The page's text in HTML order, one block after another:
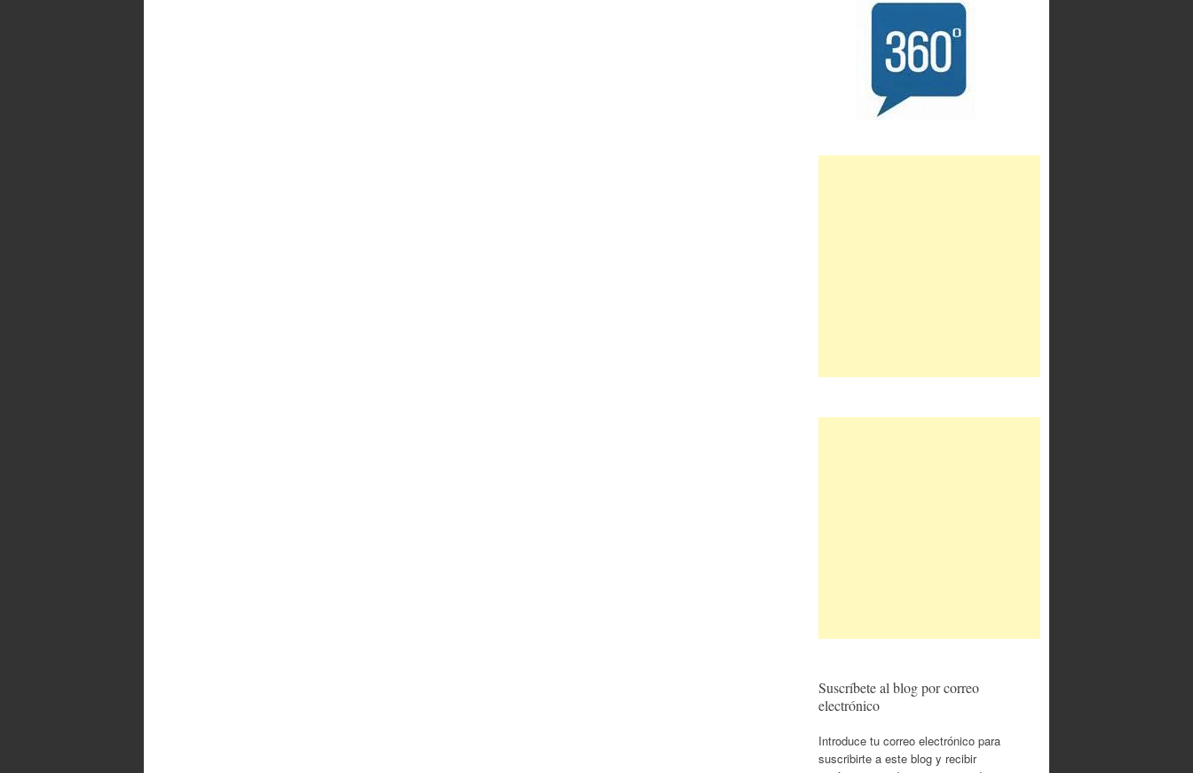
Suscríbete al blog por correo
electrónico
Introduce tu correo electrónico para
suscribirte a este blog y recibir